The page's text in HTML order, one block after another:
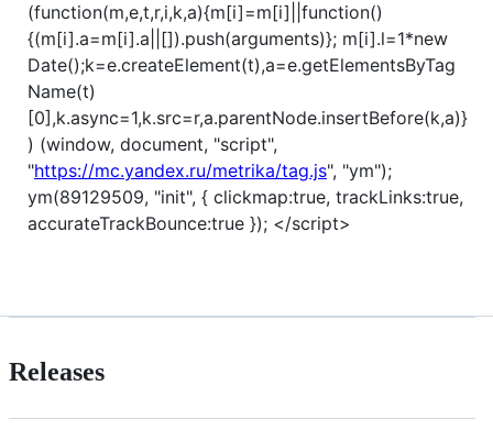
(function(m,e,t,r,i,k,a){m[i]=m[i]||function()
{(m[i].a=m[i].a||[]).push(arguments)}; m[i].l=1*new
Date();k=e.createElement(t),a=e.getElementsByTag
Name(t)
[0],k.async=1,k.src=r,a.parentNode.insertBefore(k,a)}
) (window, document, "script",
"https://mc.yandex.ru/metrika/tag.js", "ym");
ym(89129509, "init", { clickmap:true, trackLinks:true,
accurateTrackBounce:true }); </script>
Releases